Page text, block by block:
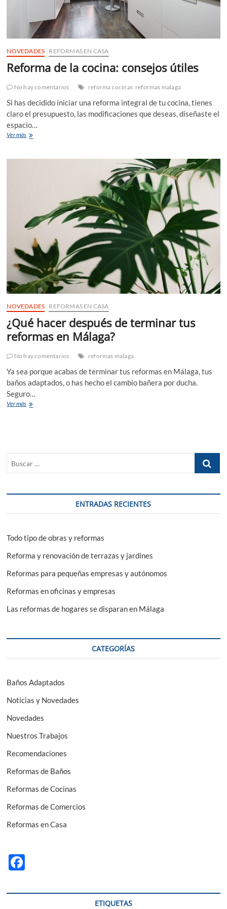
NOVEDADES REFORMAS EN CASA
Reforma de la cocina: consejos útiles
No hay comentarios reforma cocinas reformas malaga
Si has decidido iniciar una reforma integral de tu cocina, tienes
claro el presupuesto, las modificaciones que deseas, diseñaste el
espacio…
Ver másReforma
NOVEDADES REFORMAS EN CASA
¿Qué hacer después de terminar tus
reformas en Málaga?
No hay comentarios reformas malaga
Ya sea porque acabas de terminar tus reformas en Málaga, tus
baños adaptados, o has hecho el cambio bañera por ducha.
Seguro…
Ver más¿Qué
en
Buscar
ENTRADAS RECIENTES
Todo tipo de obras y reformas
Reforma y renovación de terrazas y jardines
Reformas para pequeñas empresas y autónomos
Reformas en oficinas y empresas
Las reformas de hogares se disparan en Málaga
CATEGORÍAS
Baños Adaptados
Noticias y Novedades
Novedades
Nuestros Trabajos
Recomendaciones
Reformas de Baños
Reformas de Cocinas
Reformas de Comercios
Reformas en Casa
e
ETIQUETAS